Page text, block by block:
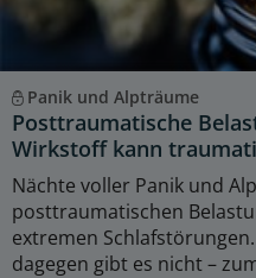
Panik und Alpträume
Posttraumatische
Wirkstoff kann
Nächte voller Panik und
posttraumatischen
extremen
dagegen gibt es nicht –